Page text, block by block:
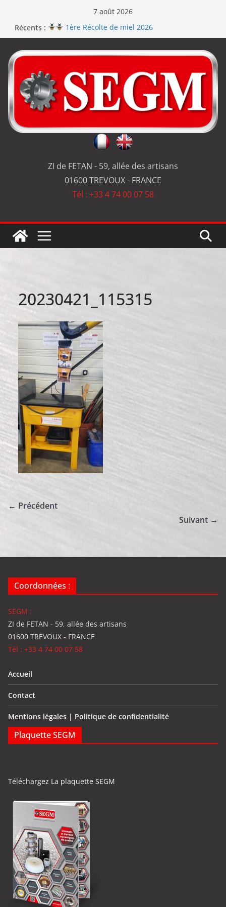
7 août 2026
Récents :
1ère Récolte de miel 2026
Renouvellement de la certification ISO 9001
Le repas d’équipe de SEGM allume le feu
Jérôme en renfort sur la qualité de #SEGM
ZI de FETAN - 59, allée des artisans
01600 TREVOUX - FRANCE
Tél : +33 4 74 00 07 58
20230421_115315
← Précédent
Suivant →
Coordonnées :
SEGM :
ZI de FETAN - 59, allée des artisans
01600 TREVOUX - FRANCE
Tél : +33 4 74 00 07 58
Accueil
Contact
Mentions légales | Politique de confidentialité
Plaquette SEGM
Téléchargez La plaquette SEGM